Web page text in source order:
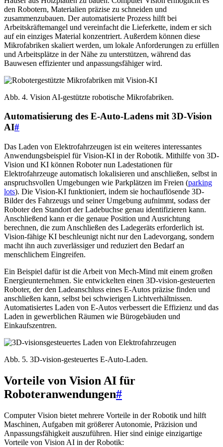
den Robotern, Materialien präzise zu schneiden und
zusammenzubauen. Der automatisierte Prozess hilft bei
Arbeitskräftemangel und vereinfacht die Lieferkette, indem er sich
auf ein einziges Material konzentriert. Außerdem können diese
Mikrofabriken skaliert werden, um lokale Anforderungen zu erfüllen
und Arbeitsplätze in der Nähe zu unterstützen, während das
Bauwesen effizienter und anpassungsfähiger wird.
Abb. 4. Vision AI-gestützte robotische Mikrofabriken.
Automatisierung des E-Auto-Ladens mit 3D-Vision
AI#
Das Laden von Elektrofahrzeugen ist ein weiteres interessantes
Anwendungsbeispiel für Vision-KI in der Robotik. Mithilfe von 3D-
Vision und KI können Roboter nun Ladestationen für
Elektrofahrzeuge automatisch lokalisieren und anschließen, selbst in
anspruchsvollen Umgebungen wie Parkplätzen im Freien (parking
lots). Die Vision-KI funktioniert, indem sie hochauflösende 3D-
Bilder des Fahrzeugs und seiner Umgebung aufnimmt, sodass der
Roboter den Standort der Ladebuchse genau identifizieren kann.
Anschließend kann er die genaue Position und Ausrichtung
berechnen, die zum Anschließen des Ladegeräts erforderlich ist.
Vision-fähige KI beschleunigt nicht nur den Ladevorgang, sondern
macht ihn auch zuverlässiger und reduziert den Bedarf an
menschlichem Eingreifen.
Ein Beispiel dafür ist die Arbeit von Mech-Mind mit einem großen
Energieunternehmen. Sie entwickelten einen 3D-vision-gesteuerten
Roboter, der den Ladeanschluss eines E-Autos präzise finden und
anschließen kann, selbst bei schwierigen Lichtverhältnissen.
Automatisiertes Laden von E-Autos verbessert die Effizienz und das
Laden in gewerblichen Räumen wie Bürogebäuden und
Einkaufszentren.
Abb. 5. 3D-vision-gesteuertes E-Auto-Laden.
Vorteile von Vision AI für
Roboteranwendungen#
Computer Vision bietet mehrere Vorteile in der Robotik und hilft
Maschinen, Aufgaben mit größerer Autonomie, Präzision und
Anpassungsfähigkeit auszuführen. Hier sind einige einzigartige
Vorteile von Vision AI in der Robotik: